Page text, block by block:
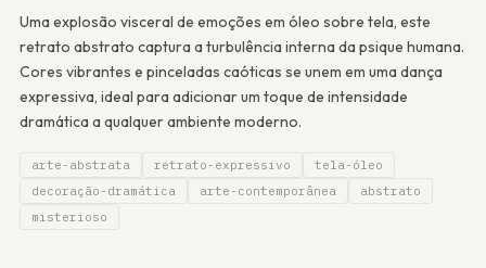
Uma explosão visceral de emoções em óleo sobre tela, este
retrato abstrato captura a turbulência interna da psique humana.
Cores vibrantes e pinceladas caóticas se unem em uma dança
expressiva, ideal para adicionar um toque de intensidade
dramática a qualquer ambiente moderno.
arte-abstrata retrato-expressivo
tela-óleo
decoração-dramática
arte-contemporânea
abstrato
misterioso